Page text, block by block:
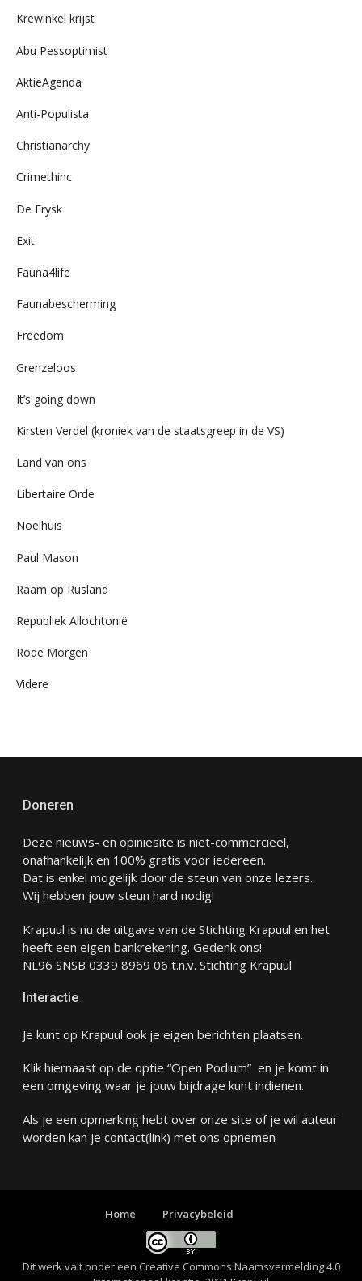
Krewinkel krijst
Abu Pessoptimist
AktieAgenda
Anti-Populista
Christianarchy
Crimethinc
De Frysk
Exit
Fauna4life
Faunabescherming
Freedom
Grenzeloos
It’s going down
Kirsten Verdel (kroniek van de staatsgreep in de VS)
Land van ons
Libertaire Orde
Noelhuis
Paul Mason
Raam op Rusland
Republiek Allochtonië
Rode Morgen
Videre
Doneren
Deze nieuws- en opiniesite is niet-commercieel,
onafhankelijk en 100% gratis voor iedereen.
Dat is enkel mogelijk door de steun van onze lezers.
Wij hebben jouw steun hard nodig!
Krapuul is nu de uitgave van de Stichting Krapuul en het
heeft een eigen bankrekening. Gedenk ons!
NL96 SNSB 0339 8969 06 t.n.v. Stichting Krapuul
Interactie
Je kunt op Krapuul ook je eigen berichten plaatsen.
Klik hiernaast op de optie “Open Podium” en je komt in
een omgeving waar je jouw bijdrage kunt indienen.
Als je een opmerking hebt over onze site of je wil auteur
worden kan je contact(link) met ons opnemen
Home Privacybeleid
Dit werk valt onder een Creative Commons Naamsvermelding 4.0